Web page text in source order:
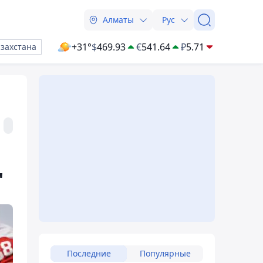
Алматы Рус
+31°$469.93 €541.64 ₽5.71
Последние Популярные